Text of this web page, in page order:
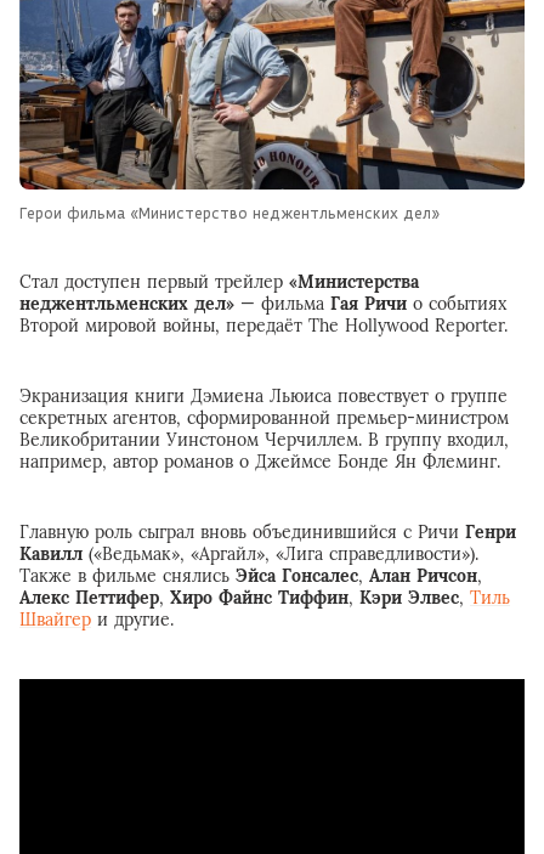
Герои фильма «Министерство неджентльменских дел»
Стал доступен первый трейлер «Министерства
неджентльменских дел» — фильма Гая Ричи о событиях
Второй мировой войны, передаёт The Hollywood Reporter.
Экранизация книги Дэмиена Льюиса повествует о группе
секретных агентов, сформированной премьер-министром
Великобритании Уинстоном Черчиллем. В группу входил,
например, автор романов о Джеймсе Бонде Ян Флеминг.
Главную роль сыграл вновь объединившийся с Ричи Генри
Кавилл («Ведьмак», «Аргайл», «Лига справедливости»).
Также в фильме снялись Эйса Гонсалес, Алан Ричсон,
Алекс Петтифер, Хиро Файнс Тиффин, Кэри Элвес, Тиль
Швайгер и другие.